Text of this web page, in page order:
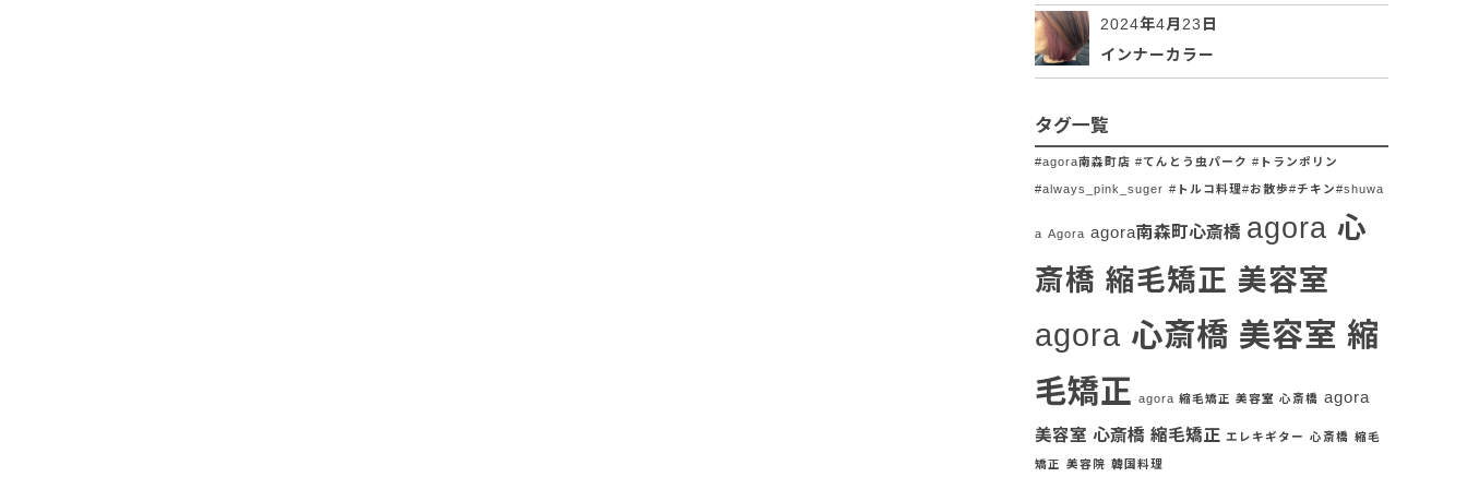
2024年4月23日
インナーカラー
タグ一覧
#agora南森町店 #てんとう虫パーク #トランポリン
#always_pink_suger #トルコ料理#お散歩#チキン#shuwa
a Agora agora南森町心斎橋 agora 心
斎橋 縮毛矯正 美容室
agora 心斎橋 美容室 縮
毛矯正 agora 縮毛矯正 美容室 心斎橋 agora
美容室 心斎橋 縮毛矯正 エレキギター 心斎橋 縮毛
矯正 美容院 韓国料理